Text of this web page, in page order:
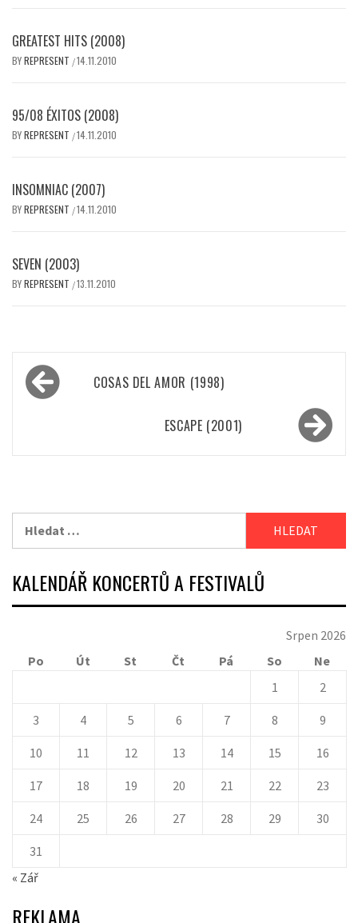
GREATEST HITS (2008)
BYREPRESENT /14.11.2010
95/08 ÉXITOS (2008)
BYREPRESENT /14.11.2010
INSOMNIAC (2007)
BYREPRESENT /14.11.2010
SEVEN (2003)
BYREPRESENT /13.11.2010
Navigace
pro COSAS DEL AMOR (1998)
ESCAPE (2001)
KALENDÁŘ KONCERTŮ A FESTIVALŮ
Srpen 2026
Po
Út St Čt Pá So
Ne
1
2
3 4 5 6 7 8 9
10 11 12 13 14 15 16
17 18 19 20 21 22 23
24 25 26 27 28 29 30
31
« Zář
REKLAMA